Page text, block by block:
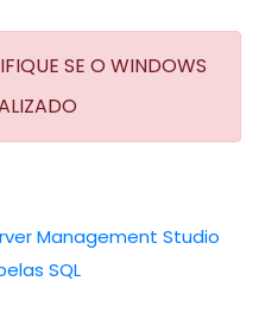
SE O WINDOWS
Management Studio
SQL